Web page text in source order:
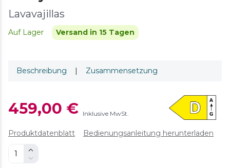
Lavavajillas
Auf Lager Versand in 15 Tagen
Beschreibung | Zusammensetzung
459,00 € Inklusive MwSt.
Produktdatenblatt Bedienungsanleitung herunterladen